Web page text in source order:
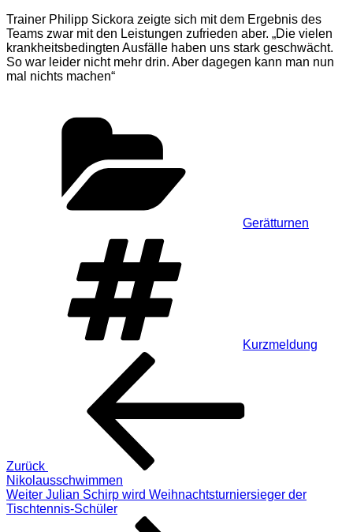
Trainer Philipp Sickora zeigte sich mit dem Ergebnis des
Teams zwar mit den Leistungen zufrieden aber. „Die vielen
krankheitsbedingten Ausfälle haben uns stark geschwächt.
So war leider nicht mehr drin. Aber dagegen kann man nun
mal nichts machen“
Gerätturnen
Kurzmeldung
Beitragsnavigation
Zurück
Nikolausschwimmen
Nächster
Beitrag
Weiter Julian Schirp wird Weihnachtsturniersieger der
Tischtennis-Schüler